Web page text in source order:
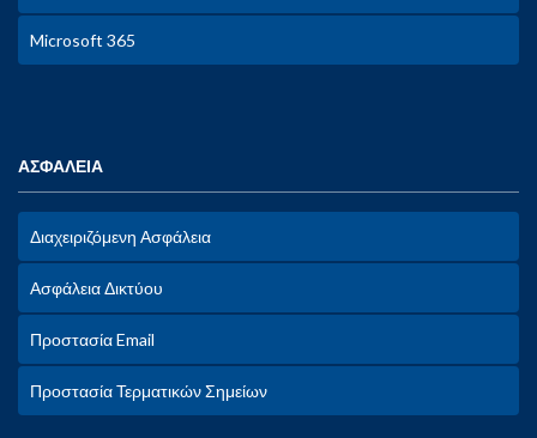
Microsoft 365
ΑΣΦΑΛΕΙΑ
Διαχειριζόμενη Ασφάλεια
Ασφάλεια Δικτύου
Προστασία Email
Προστασία Τερματικών Σημείων